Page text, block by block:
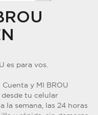
es para vos.
y MI BROU
tu celular
la semana, las 24 horas